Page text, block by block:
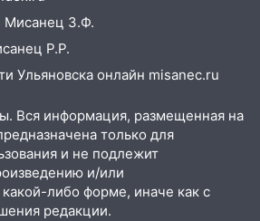
мост в
закрытым до
кому повезет с
ждет неожиданная
области объявили
звучат сирены
Мисанец З.Ф.
Р.Р.
Ульяновска онлайн misanec.ru
Вся информация, размещенная на
только для
и не подлежит
и/или
либо форме, иначе как с
редакции.